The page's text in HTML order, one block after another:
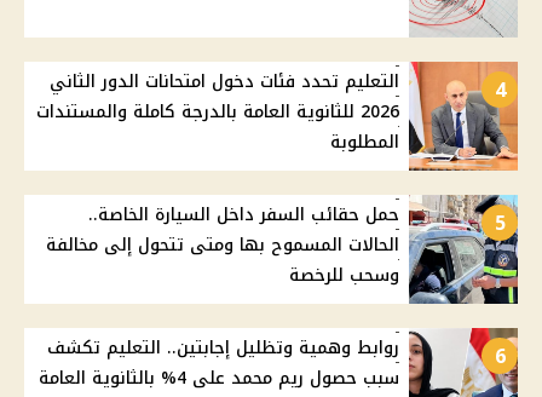
4
التعليم تحدد فئات دخول امتحانات الدور الثاني
2026 للثانوية العامة بالدرجة كاملة والمستندات
المطلوبة
5
حمل حقائب السفر داخل السيارة الخاصة..
الحالات المسموح بها ومتى تتحول إلى مخالفة
وسحب للرخصة
6
روابط وهمية وتظليل إجابتين.. التعليم تكشف
سبب حصول ريم محمد على 4% بالثانوية العامة